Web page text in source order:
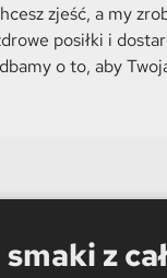
zjeść, a my
posiłki i
o to, aby
z